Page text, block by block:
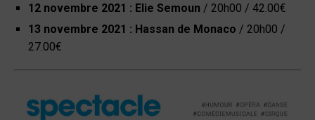
12 novembre 2021 : Elie Semoun / 20h00 / 42.00€
13 novembre 2021 : Hassan de Monaco / 20h00 /
27.00€